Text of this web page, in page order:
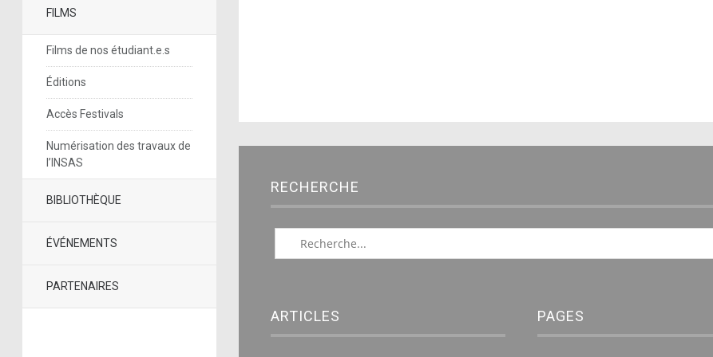
FILMS
Films de nos étudiant.e.s
Éditions
Accès Festivals
Numérisation des travaux de
l’INSAS
BIBLIOTHÈQUE
ÉVÉNEMENTS
PARTENAIRES
RECHERCHE
ARTICLES PAGES